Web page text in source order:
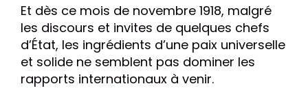
Et dès ce mois de novembre 1918, malgré
les discours et invites de quelques chefs
d’État, les ingrédients d’une paix universelle
et solide ne semblent pas dominer les
rapports internationaux à venir.